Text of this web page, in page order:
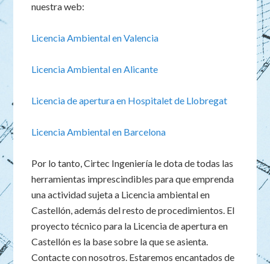
nuestra web:
Licencia Ambiental en Valencia
Licencia Ambiental en Alicante
Licencia de apertura en Hospitalet de Llobregat
Licencia Ambiental en Barcelona
Por lo tanto, Cirtec Ingeniería le dota de todas las
herramientas imprescindibles para que emprenda
una actividad sujeta a Licencia ambiental en
Castellón, además del resto de procedimientos. El
proyecto técnico para la Licencia de apertura en
Castellón es la base sobre la que se asienta.
Contacte con nosotros. Estaremos encantados de